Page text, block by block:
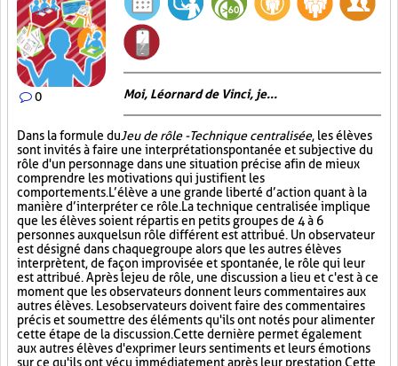
0 Moi, Léornard de Vinci, je...
Dans la formule duJeu de rôle - Technique centralisée, les élèves
sont invités à faire une interprétation spontanée et subjective du
rôle d'un personnage dans une situation précise afin de mieux
comprendre les motivations qui justifient les
comportements. L’élève a une grande liberté d’action quant à la
manière d’interpréter ce rôle. La technique centralisée implique
que les élèves soient répartis en petits groupes de 4 à 6
personnes auxquels un rôle différent est attribué. Un observateur
est désigné dans chaque groupe alors que les autres élèves
interprètent, de façon improvisée et spontanée, le rôle qui leur
est attribué. Après le jeu de rôle, une discussion a lieu et c'est à ce
moment que les observateurs donnent leurs commentaires aux
autres élèves. Les observateurs doivent faire des commentaires
précis et soumettre des éléments qu'ils ont notés pour alimenter
cette étape de la discussion. Cette dernière permet également
aux autres élèves d'exprimer leurs sentiments et leurs émotions
sur ce qu'ils ont vécu immédiatement après leur prestation. Cette